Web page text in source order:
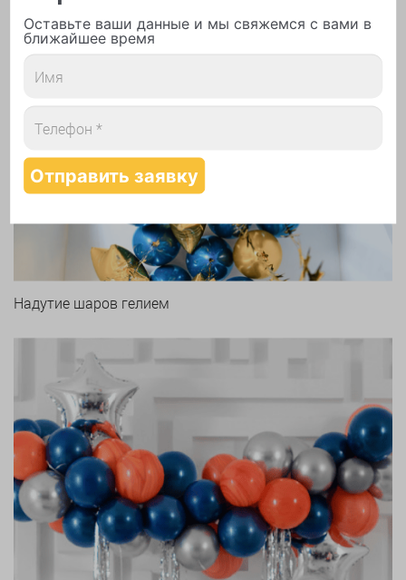
Арки и гирлянды из шаров
Надутие шаров гелием
Оставьте ваши данные и мы свяжемся с вами в
ближайшее время